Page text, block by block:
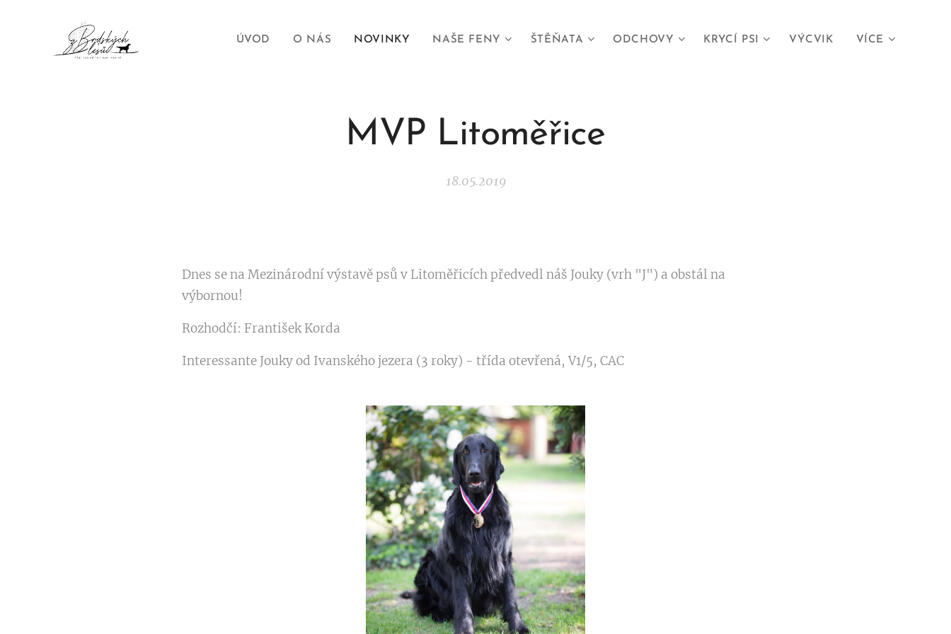
ÚVOD O NÁS NOVINKY NAŠE FENY ŠTĚŇATA ODCHOVY KRYCÍ PSI VÝCVIK VÍCE
MVP Litoměřice
18.05.2019
Dnes se na Mezinárodní výstavě psů v Litoměřicích předvedl náš Jouky (vrh "J") a obstál na
výbornou!
Rozhodčí: František Korda
Interessante Jouky od Ivanského jezera (3 roky) - třída otevřená, V1/5, CAC